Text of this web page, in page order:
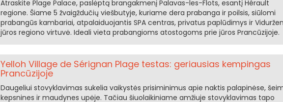
Atraskite Plage Palace, paslėptą brangakmenį Palavas-les-Flots, esantį Hérault
regione. Šiame 5 žvaigždučių viešbutyje, kuriame dera prabanga ir poilsis, siūlomi
prabangūs kambariai, atpalaiduojantis SPA centras, privatus paplūdimys ir
jūros regiono virtuvė. Ideali vieta prabangioms atostogoms prie jūros Prancūzijoje.
Yelloh Village de Sérignan Plage testas: geriausias kempingas
Prancūzijoje
Daugeliui stovyklavimas sukelia vaikystės prisiminimus apie naktis palapinėse,
kepsnines ir maudynes upėje. Tačiau šiuolaikiniame amžiuje stovyklavimas tapo